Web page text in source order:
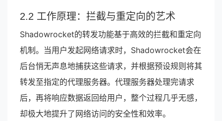
2.2 工作原理：拦截与重定向的艺术
Shadowrocket的转发功能基于高效的拦截和重定向
机制。当用户发起网络请求时，Shadowrocket会在
后台悄无声息地捕获这些请求，并根据预设规则将其
转发至指定的代理服务器。代理服务器处理完请求
后，再将响应数据返回给用户，整个过程几乎无感，
却极大地提升了网络访问的安全性和效率。